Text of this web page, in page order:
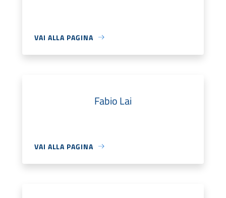
VAI ALLA PAGINA
Fabio Lai
VAI ALLA PAGINA